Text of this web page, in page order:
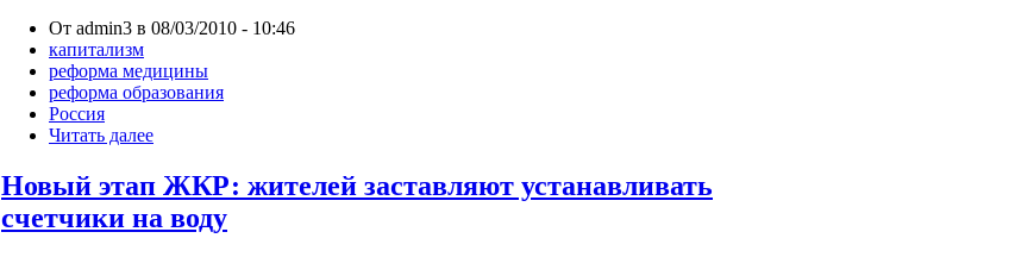
От admin3 в 08/03/2010 - 10:46
капитализм
реформа медицины
реформа образования
Россия
Читать далее
Новый этап ЖКР: жителей заставляют устанавливать
счетчики на воду